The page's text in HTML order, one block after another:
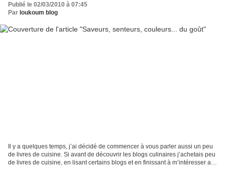
Publié le 02/03/2010 à 07:45
Par loukoum blog
Il y a quelques temps, j’ai décidé de commencer à vous parler aussi un peu
de livres de cuisine. Si avant de découvrir les blogs culinaires j’achetais peu
de livres de cuisine, en lisant certains blogs et en finissant à m’intéresser au